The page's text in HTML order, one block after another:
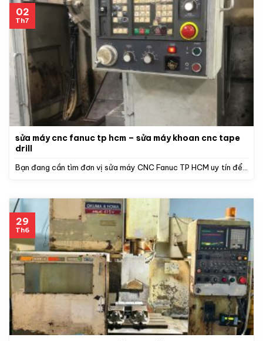
sửa máy cnc fanuc tp hcm – sửa máy khoan cnc tape
drill
Bạn đang cần tìm đơn vị sửa máy CNC Fanuc TP HCM uy tín để...
02
Th7
29
Th6